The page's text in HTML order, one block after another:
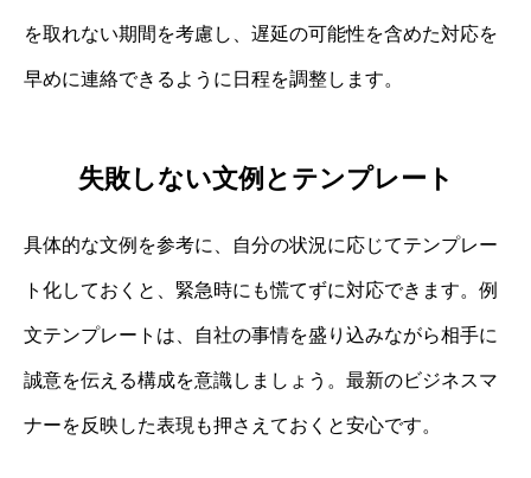
を取れない期間を考慮し、遅延の可能性を含めた対応を
早めに連絡できるように日程を調整します。
失敗しない文例とテンプレート
具体的な文例を参考に、自分の状況に応じてテンプレー
ト化しておくと、緊急時にも慌てずに対応できます。例
文テンプレートは、自社の事情を盛り込みながら相手に
誠意を伝える構成を意識しましょう。最新のビジネスマ
ナーを反映した表現も押さえておくと安心です。